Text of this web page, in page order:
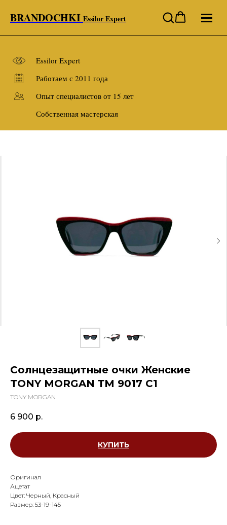
BRANDOCHKI Essilor Expert
Essilor Expert
Работаем с 2011 года
Опыт специалистов от 15 лет
Собственная мастерская
Солнцезащитные очки Женские
TONY MORGAN ТМ 9017 С1
TONY MORGAN
6 900 р.
КУПИТЬ
Оригинал
Ацетат
Цвет: Черный, Красный
Размер: 53-19-145